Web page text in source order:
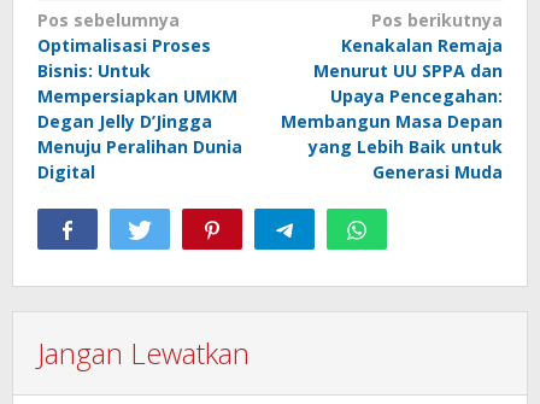
Navigasi
pos
Pos sebelumnya
Optimalisasi Proses
Bisnis: Untuk
Mempersiapkan UMKM
Degan Jelly D’Jingga
Menuju Peralihan Dunia
Digital
Pos berikutnya
Kenakalan Remaja
Menurut UU SPPA dan
Upaya Pencegahan:
Membangun Masa Depan
yang Lebih Baik untuk
Generasi Muda
Jangan Lewatkan